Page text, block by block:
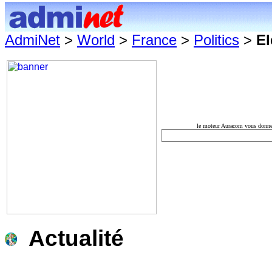
AdmiNet > World > France > Politics >
le moteur Auracom vous
Actualité